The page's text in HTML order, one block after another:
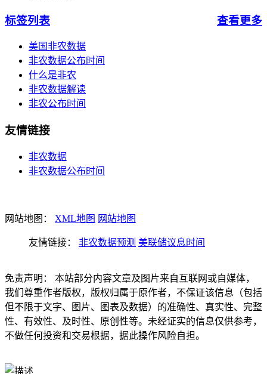
标签列表 查看更多
美国非农数据
非农数据公布时间
什么是非农
非农数据解读
非农公布时间
友情链接
非农数据
非农数据公布时间
网站地图： XML地图 网站地图
友情链接： 非农数据预测 美联储议息时间
免责声明： 本站部分内容文章及图片来自互联网或自媒体，
我们尊重作者版权，版权归属于原作者，不保证该信息（包括
但不限于文字、图片、图表及数据）的准确性、真实性、完整
性、有效性、及时性、原创性等。未经证实的信息仅供参考，
不做任何投资和交易根据，据此操作风险自担。